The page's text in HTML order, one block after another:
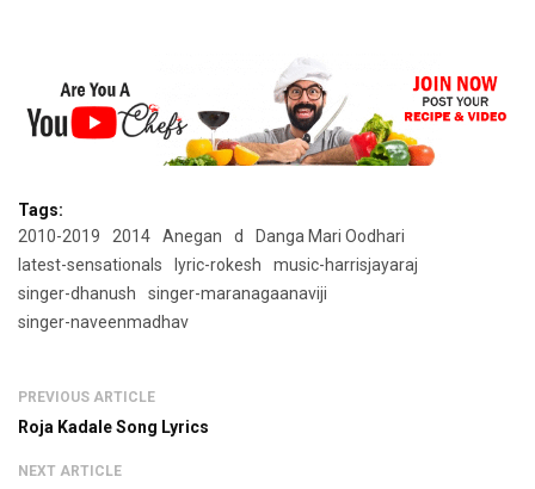
Tags:
2010-2019
2014 Anegan d
Danga Mari Oodhari
latest-sensationals
lyric-rokesh
music-harrisjayaraj
singer-dhanush
singer-maranagaanaviji
singer-naveenmadhav
PREVIOUS ARTICLE
Roja Kadale Song Lyrics
NEXT ARTICLE